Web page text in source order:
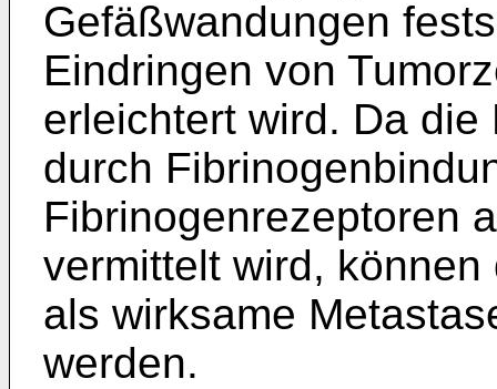
Gefäßwandungen
Eindringen von
erleichtert wird. Da
durch
Fibrinogenrezeptoren
vermittelt wird,
als wirksame
werden.